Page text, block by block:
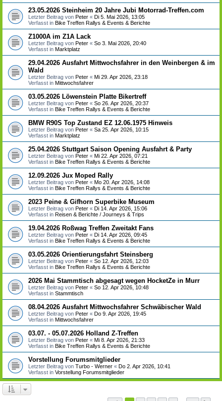
23.05.2026 Steinheim 20 Jahre Jubi Motorrad-Treffen.com
Letzter Beitrag von Peter « Di 5. Mai 2026, 13:05
Verfasst in Bike Treffen Rallys & Events & Berichte
Z1000A im Z1A Lack
Letzter Beitrag von Peter « So 3. Mai 2026, 20:40
Verfasst in Marktplatz
29.04.2026 Ausfahrt Mittwochsfahrer in den Weinbergen & im
Wald
Letzter Beitrag von Peter « Mi 29. Apr 2026, 23:18
Verfasst in Mittwochsfahrer
03.05.2026 Löwenstein Platte Bikertreff
Letzter Beitrag von Peter « So 26. Apr 2026, 20:37
Verfasst in Bike Treffen Rallys & Events & Berichte
BMW R90S Top Zustand EZ 12.06.1975 Hinweis
Letzter Beitrag von Peter « Sa 25. Apr 2026, 10:15
Verfasst in Marktplatz
25.04.2026 Stuttgart Saison Opening Ausfahrt & Party
Letzter Beitrag von Peter « Mi 22. Apr 2026, 07:21
Verfasst in Bike Treffen Rallys & Events & Berichte
12.09.2026 Jux Moped Rally
Letzter Beitrag von Peter « Mo 20. Apr 2026, 14:08
Verfasst in Bike Treffen Rallys & Events & Berichte
2023 Peine & Gifhorn Superbike Museum
Letzter Beitrag von Peter « Di 14. Apr 2026, 15:06
Verfasst in Reisen & Berichte / Journeys & Trips
19.04.2026 Roßwag Treffen Zweitakt Fans
Letzter Beitrag von Peter « Di 14. Apr 2026, 09:45
Verfasst in Bike Treffen Rallys & Events & Berichte
03.05.2026 Orientierungsfahrt Steinsberg
Letzter Beitrag von Peter « So 12. Apr 2026, 12:03
Verfasst in Bike Treffen Rallys & Events & Berichte
2026 Mai Stammtisch abgesagt wegen HocketZe in Murr
Letzter Beitrag von Peter « So 12. Apr 2026, 10:48
Verfasst in Stammtisch
08.04.2026 Ausfahrt Mittwochsfahrer Schwäbischer Wald
Letzter Beitrag von Peter « Do 9. Apr 2026, 19:45
Verfasst in Mittwochsfahrer
03.07. - 05.07.2026 Holland Z-Treffen
Letzter Beitrag von Peter « Mi 8. Apr 2026, 21:33
Verfasst in Bike Treffen Rallys & Events & Berichte
Vorstellung Forumsmitglieder
Letzter Beitrag von Turbo - Werner « Do 2. Apr 2026, 10:41
Verfasst in Vorstellung Forumsmitglieder